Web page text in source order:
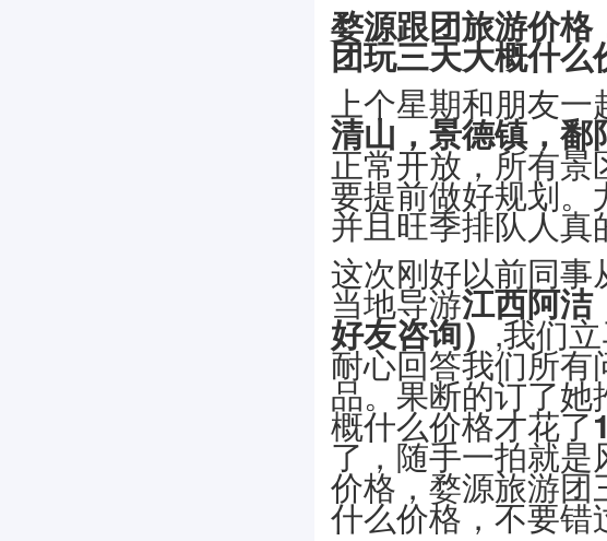
婺源跟团旅游价
团玩三天大概什么
上个星期和朋友一
清山，景德镇，
正常开放，所有
要提前做好规划。
并且旺季排队人
这次刚好以前同事
当地导游江西阿洁
好友咨询）,我们
耐心回答我们所
品。果断的订了她
概什么价格才花了
了，随手一拍就
价格，婺源旅游
什么价格，不要错